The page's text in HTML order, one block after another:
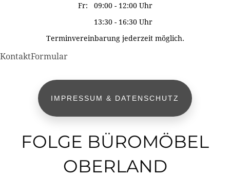
Fr: 09:00 - 12:00 Uhr
13:30 - 16:30 Uhr
Terminvereinbarung jederzeit möglich.
KontaktFormular
IMPRESSUM & DATENSCHUTZ
FOLGE BÜROMÖBEL
OBERLAND